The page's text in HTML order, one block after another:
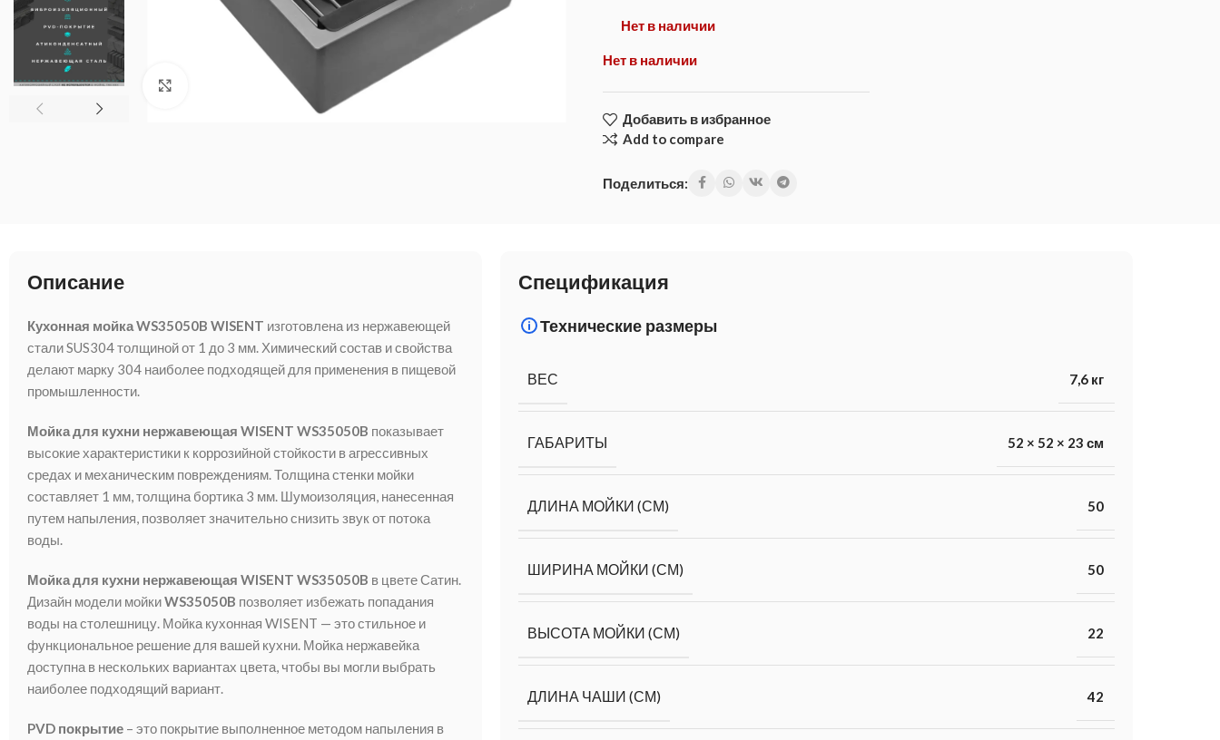
Нажмите, чтобы увеличить
Нет в наличии
Нет в наличии
Добавить в избранное
Add to compare
Поделиться:
Описание
Кухонная мойка WS35050B WISENT изготовлена из нержавеющей
стали SUS304 толщиной от 1 до 3 мм. Химический состав и свойства
делают марку 304 наиболее подходящей для применения в пищевой
промышленности.
Мойка для кухни нержавеющая WISENT WS35050B показывает
высокие характеристики к коррозийной стойкости в агрессивных
средах и механическим повреждениям. Толщина стенки мойки
составляет 1 мм, толщина бортика 3 мм. Шумоизоляция, нанесенная
путем напыления, позволяет значительно снизить звук от потока
воды.
Мойка для кухни нержавеющая WISENT WS35050B в цвете Сатин.
Дизайн модели мойкиWS35050B позволяет избежать попадания
воды на столешницу. Мойка кухонная WISENT — это стильное и
функциональное решение для вашей кухни. Мойка нержавейка
доступна в нескольких вариантах цвета, чтобы вы могли выбрать
наиболее подходящий вариант.
PVD покрытие – это покрытие выполненное методом напыления в
Спецификация
Технические размеры
ВЕС 7,6 кг
ГАБАРИТЫ 52 × 52 × 23 см
ДЛИНА МОЙКИ (СМ) 50
ШИРИНА МОЙКИ (СМ) 50
ВЫСОТА МОЙКИ (СМ) 22
ДЛИНА ЧАШИ (СМ) 42